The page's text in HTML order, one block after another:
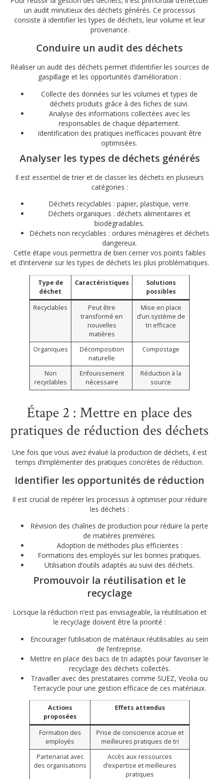
un audit minutieux des déchets générés. Ce processus
consiste à identifier les types de déchets, leur volume et leur
provenance.
Conduire un audit des déchets
Réaliser un audit des déchets permet d’identifier les sources de
gaspillage et les opportunités d’amélioration :
Collecte des données sur les volumes et types de
déchets produits grâce à des fiches de suivi.
Analyse des informations collectées avec les
responsables de chaque département.
Identification des pratiques inefficaces pouvant être
optimisées.
Analyser les types de déchets générés
Il est essentiel de trier et de classer les déchets en plusieurs
catégories :
Déchets recyclables : papier, plastique, verre.
Déchets organiques : déchets alimentaires et
biodégradables.
Déchets non recyclables : ordures ménagères et déchets
dangereux.
Cette étape vous permettra de bien cerner vos points faibles
et d’intervenir sur les types de déchets les plus problématiques.
Type de
déchet
Caractéristiques
Solutions
possibles
Recyclables
Peut être
transformé en
nouvelles
matières
Mise en place
d’un système de
tri efficace
Organiques
Décomposition
naturelle
Compostage
Non
recyclables
Enfouissement
nécessaire
Réduction à la
source
Étape 2 : Mettre en place des
pratiques de réduction des déchets
Une fois que vous avez évalué la production de déchets, il est
temps d’implémenter des pratiques concrètes de réduction.
Identifier les opportunités de réduction
Il est crucial de repérer les processus à optimiser pour réduire
les déchets :
Révision des chaînes de production pour réduire la perte
de matières premières.
Adoption de méthodes plus efficientes :
Formations des employés sur les bonnes pratiques.
Utilisation d’outils adaptés au suivi des déchets.
Promouvoir la réutilisation et le
recyclage
Lorsque la réduction n’est pas envisageable, la réutilisation et
le recyclage doivent être la priorité :
Encourager l’utilisation de matériaux réutilisables au sein
de l’entreprise.
Mettre en place des bacs de tri adaptés pour favoriser le
recyclage des déchets collectés.
Travailler avec des prestataires comme SUEZ, Veolia ou
Terracycle pour une gestion efficace de ces matériaux.
Actions
proposées
Effets attendus
Formation des
employés
Prise de conscience accrue et
meilleures pratiques de tri
Partenariat avec
des organisations
Accès aux ressources
d’expertise et meilleures
pratiques